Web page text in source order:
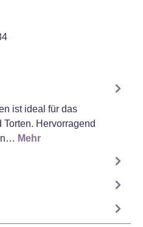
ist ideal für das
Hervorragend
Mehr